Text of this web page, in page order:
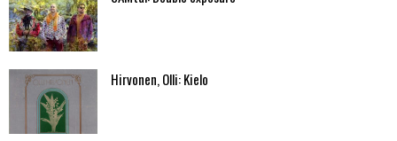
Hirvonen, Olli: Kielo